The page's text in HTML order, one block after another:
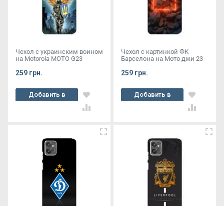
Чехол с украинским воином
на Motorola MOTO G23
259 грн.
Добавить в
корзину
Чехол с картинкой ФК
Барселона на Мото джи 23
259 грн.
Добавить в
корзину